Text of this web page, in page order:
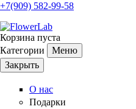
+7(909) 582-99-58
Корзина пуста
Категории
Меню
Закрыть
О нас
Подарки